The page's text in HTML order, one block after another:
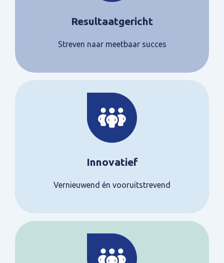
Resultaatgericht
Streven naar meetbaar succes
Innovatief
Vernieuwend én vooruitstrevend